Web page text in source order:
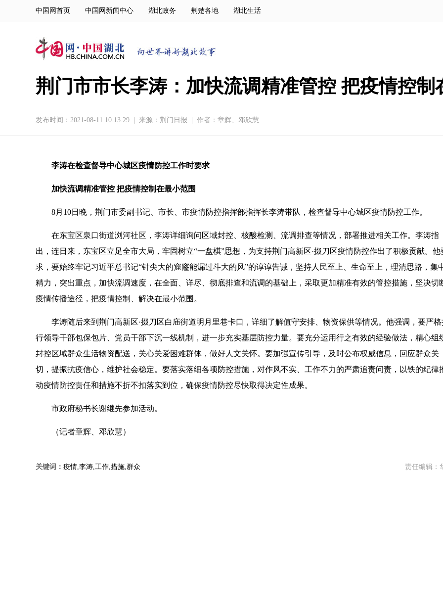
中国网首页 中国网新闻中心 湖北政务 荆楚各地 湖北生活
荆门市市长李涛：加快流调精准管控 把疫情控制
发布时间：2021-08-11 10:13:29 来源： 荆门日报 作者：章辉、邓欣慧
李涛在检查督导中心城区疫情防控工作时要求
加快流调精准管控 把疫情控制在最小范围
8月10日晚，荆门市委副书记、市长、市疫情防控指挥部指挥长李涛带队，检查督导中心城区疫情防控工作。
在东宝区泉口街道浏河社区，李涛详细询问区域封控、核酸检测、流调排查等情况，部署推进相关工作。李涛指
出，连日来，东宝区立足全市大局，牢固树立“一盘棋”思想，为支持荆门高新区·掇刀区疫情防控作出了积极贡献。他
求，要始终牢记习近平总书记“针尖大的窟窿能漏过斗大的风”的谆谆告诫，坚持人民至上、生命至上，理清思路，集
精力，突出重点，加快流调速度，在全面、详尽、彻底排查和流调的基础上，采取更加精准有效的管控措施，坚决切
疫情传播途径，把疫情控制、解决在最小范围。
李涛随后来到荆门高新区·掇刀区白庙街道明月里巷卡口，详细了解值守安排、物资保供等情况。他强调，要严格
行领导干部包保包片、党员干部下沉一线机制，进一步充实基层防控力量。要充分运用行之有效的经验做法，精心组
封控区域群众生活物资配送，关心关爱困难群体，做好人文关怀。要加强宣传引导，及时公布权威信息，回应群众关
切，提振抗疫信心，维护社会稳定。要落实落细各项防控措施，对作风不实、工作不力的严肃追责问责，以铁的纪律
动疫情防控责任和措施不折不扣落实到位，确保疫情防控尽快取得决定性成果。
市政府秘书长谢继先参加活动。
（记者章辉、邓欣慧）
关键词： 疫情,李涛,工作,措施,群众 责任编辑：